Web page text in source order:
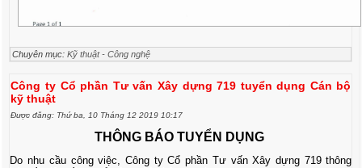
Chuyên mục:Kỹ thuật - Công nghệ
Công ty Cổ phần Tư vấn Xây dựng 719 tuyển dụng Cán bộ
kỹ thuật
Được đăng: Thứ ba, 10 Tháng 12 2019 10:17
THÔNG BÁO TUYỂN DỤNG
Do nhu cầu công việc, Công ty Cổ phần Tư vấn Xây dựng 719 thông